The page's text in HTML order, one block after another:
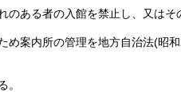
ある者の入館を禁止し、又はそ
め案内所の管理を地方自治法(昭
。